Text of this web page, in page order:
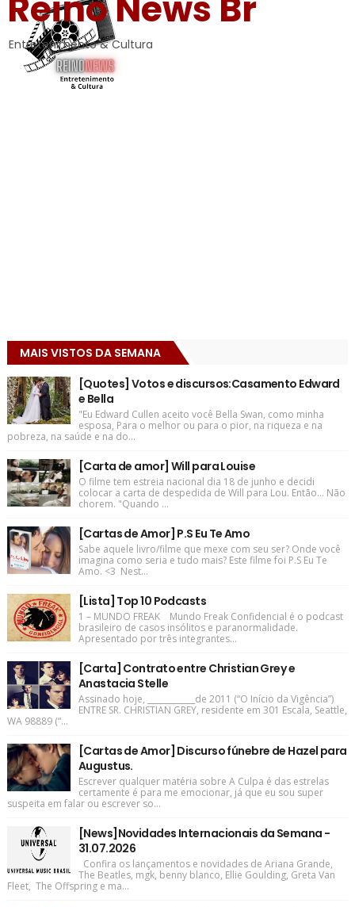
Entretenimento & Cultura
MAIS VISTOS DA SEMANA
[Quotes] Votos e discursos:Casamento Edward
e Bella
"Eu Edward Cullen aceito você Bella Swan, como minha
esposa, Para o melhor ou para o pior, na riqueza e na
pobreza, na saúde e na do...
[Carta de amor] Will para Louise
O filme tem estreia nacional dia 18 de junho e decidi
colocar a carta de despedida de Will para Lou. Então... Não
chorem. "Quando ...
[Cartas de Amor] P.S Eu Te Amo
Sabe aquele livro/filme que mexe com seu ser? Onde você
imagina como seria e tudo mais? Este filme foi P.S Eu Te
Amo. <3 Nest...
[Lista] Top 10 Podcasts
1 – MUNDO FREAK Mundo Freak Confidencial é o podcast
brasileiro de casos insólitos e paranormalidade.
Apresentado por três integrantes...
[Carta] Contrato entre Christian Grey e
Anastacia Stelle
Assinado hoje, ____________de 2011 (“O Início da Vigência”)
ENTRE SR. CHRISTIAN GREY, residente em 301 Escala, Seattle,
WA 98889 (“...
[Cartas de Amor] Discurso fúnebre de Hazel para
Augustus.
Escrever qualquer matéria sobre A Culpa é das estrelas
certamente é para me emocionar, já que eu sou super
suspeita em falar ou escrever so...
[News]Novidades Internacionais da Semana -
31.07.2026
Confira os lançamentos e novidades de Ariana Grande,
The Beatles, mgk, benny blanco, Ellie Goulding, Greta Van
Fleet, The Offspring e ma...